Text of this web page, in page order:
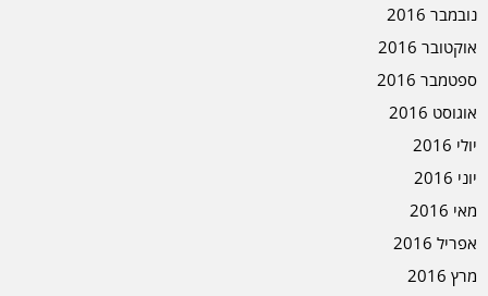
נובמבר 2016
אוקטובר 2016
ספטמבר 2016
אוגוסט 2016
יולי 2016
יוני 2016
מאי 2016
אפריל 2016
מרץ 2016